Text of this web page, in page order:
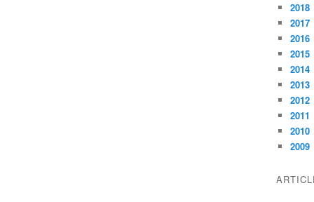
2018
2017
2016
2015
2014
2013
2012
2011
2010
2009